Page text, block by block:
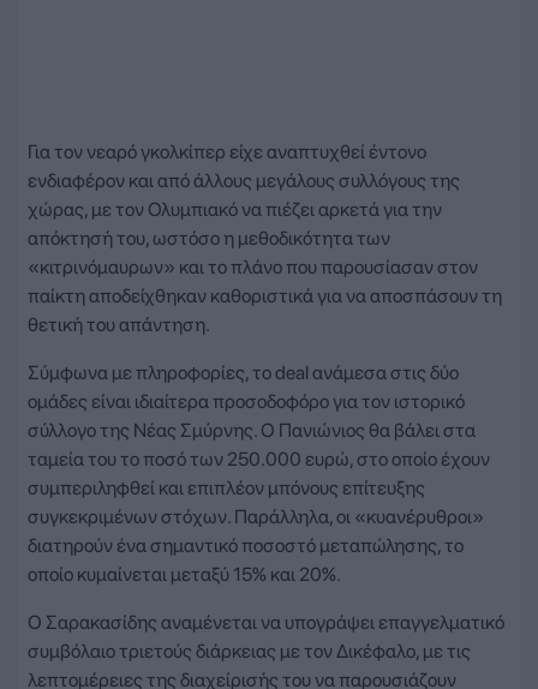
Για τον νεαρό γκολκίπερ είχε αναπτυχθεί έντονο
ενδιαφέρον και από άλλους μεγάλους συλλόγους της
χώρας, με τον Ολυμπιακό να πιέζει αρκετά για την
απόκτησή του, ωστόσο η μεθοδικότητα των
«κιτρινόμαυρων» και το πλάνο που παρουσίασαν στον
παίκτη αποδείχθηκαν καθοριστικά για να αποσπάσουν τη
θετική του απάντηση.
Σύμφωνα με πληροφορίες, το deal ανάμεσα στις δύο
ομάδες είναι ιδιαίτερα προσοδοφόρο για τον ιστορικό
σύλλογο της Νέας Σμύρνης. Ο Πανιώνιος θα βάλει στα
ταμεία του το ποσό των 250.000 ευρώ, στο οποίο έχουν
συμπεριληφθεί και επιπλέον μπόνους επίτευξης
συγκεκριμένων στόχων. Παράλληλα, οι «κυανέρυθροι»
διατηρούν ένα σημαντικό ποσοστό μεταπώλησης, το
οποίο κυμαίνεται μεταξύ 15% και 20%.
Ο Σαρακασίδης αναμένεται να υπογράψει επαγγελματικό
συμβόλαιο τριετούς διάρκειας με τον Δικέφαλο, με τις
λεπτομέρειες της διαχείρισής του να παρουσιάζουν